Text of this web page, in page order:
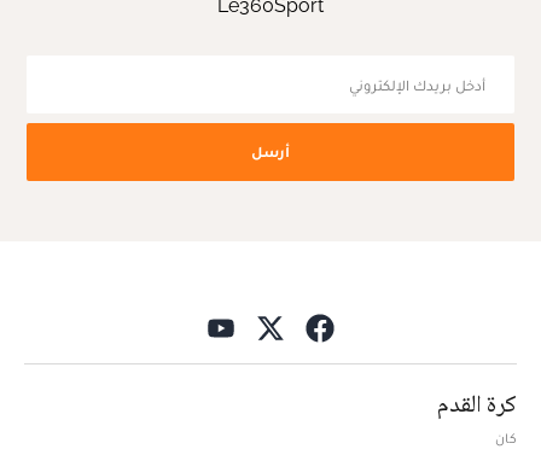
Le360Sport
أرسل
كرة القدم
كان